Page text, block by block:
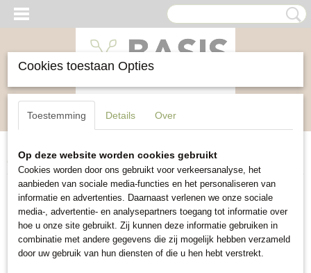
Inloggen Registreren
Home>Groente>Snack-komkommer Mini Munch
Cookies toestaan Opties
Toestemming Details Over
Op deze website worden cookies gebruikt
Cookies worden door ons gebruikt voor verkeersanalyse, het
aanbieden van sociale media-functies en het personaliseren van
informatie en advertenties. Daarnaast verlenen we onze sociale
media-, advertentie- en analysepartners toegang tot informatie over
hoe u onze site gebruikt. Zij kunnen deze informatie gebruiken in
combinatie met andere gegevens die zij mogelijk hebben verzameld
door uw gebruik van hun diensten of die u hen hebt verstrekt.